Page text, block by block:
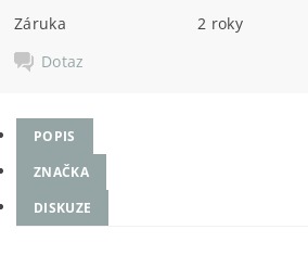
Záruka
2 roky
Dotaz
POPIS
ZNAČKA
DISKUZE